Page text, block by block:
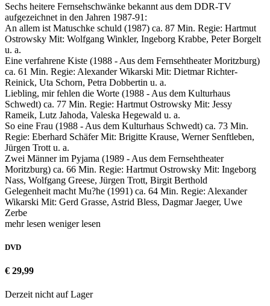
Sechs heitere Fernsehschwänke bekannt aus dem DDR-TV
aufgezeichnet in den Jahren 1987-91:
An allem ist Matuschke schuld (1987) ca. 87 Min. Regie: Hartmut
Ostrowsky Mit: Wolfgang Winkler, Ingeborg Krabbe, Peter Borgelt
u. a.
Eine verfahrene Kiste (1988 - Aus dem Fernsehtheater Moritzburg)
ca. 61 Min. Regie: Alexander Wikarski Mit: Dietmar Richter-
Reinick, Uta Schorn, Petra Dobbertin u. a.
Liebling, mir fehlen die Worte (1988 - Aus dem Kulturhaus
Schwedt) ca. 77 Min. Regie: Hartmut Ostrowsky Mit: Jessy
Rameik, Lutz Jahoda, Valeska Hegewald u. a.
So eine Frau (1988 - Aus dem Kulturhaus Schwedt) ca. 73 Min.
Regie: Eberhard Schäfer Mit: Brigitte Krause, Werner Senftleben,
Jürgen Trott u. a.
Zwei Männer im Pyjama (1989 - Aus dem Fernsehtheater
Moritzburg) ca. 66 Min. Regie: Hartmut Ostrowsky Mit: Ingeborg
Nass, Wolfgang Greese, Jürgen Trott, Birgit Berthold
Gelegenheit macht Mu?he (1991) ca. 64 Min. Regie: Alexander
Wikarski Mit: Gerd Grasse, Astrid Bless, Dagmar Jaeger, Uwe
Zerbe
mehr lesen weniger lesen
DVD
€ 29,99
Derzeit nicht auf Lager